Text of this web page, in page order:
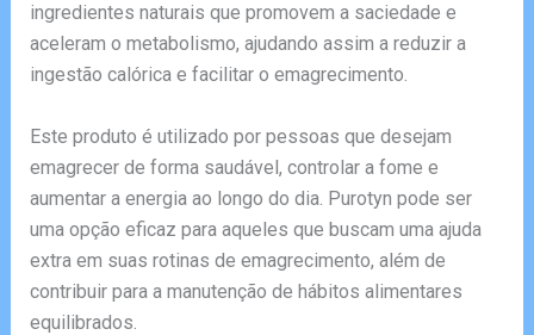
ingredientes naturais que promovem a saciedade e
aceleram o metabolismo, ajudando assim a reduzir a
ingestão calórica e facilitar o emagrecimento.
Este produto é utilizado por pessoas que desejam
emagrecer de forma saudável, controlar a fome e
aumentar a energia ao longo do dia. Purotyn pode ser
uma opção eficaz para aqueles que buscam uma ajuda
extra em suas rotinas de emagrecimento, além de
contribuir para a manutenção de hábitos alimentares
equilibrados.